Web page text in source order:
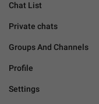
Chat List
Private chats
Groups And Channels
Profile
Settings